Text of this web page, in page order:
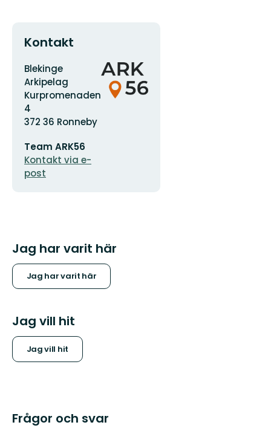
Kontakt
Adress
Blekinge
Arkipelag
Kurpromenaden
4
372 36 Ronneby
postadress
Team ARK56
Kontakt via e-
post
Organisationens
logotyp
Jag har varit här
Jag har varit här
Jag vill hit
Jag vill hit
Frågor och svar